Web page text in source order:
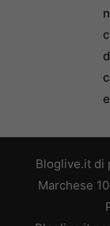
Bloglive.it di
Marchese